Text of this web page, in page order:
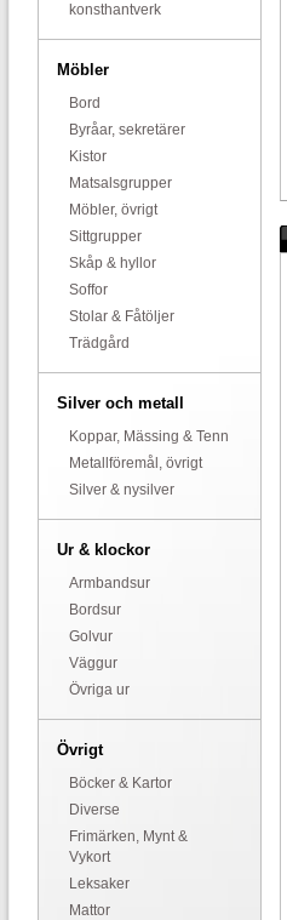
konsthantverk
Möbler
Bord
Byråar, sekretärer
Kistor
Matsalsgrupper
Möbler, övrigt
Sittgrupper
Skåp & hyllor
Soffor
Stolar & Fåtöljer
Trädgård
Silver och metall
Koppar, Mässing & Tenn
Metallföremål, övrigt
Silver & nysilver
Ur & klockor
Armbandsur
Bordsur
Golvur
Väggur
Övriga ur
Övrigt
Böcker & Kartor
Diverse
Frimärken, Mynt &
Vykort
Leksaker
Mattor